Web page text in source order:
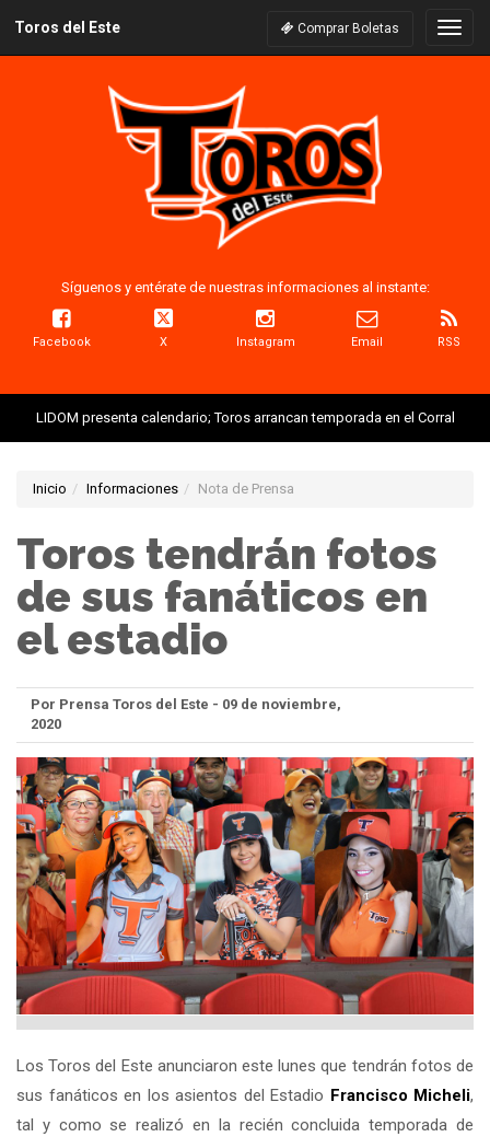
Toros del Este Comprar Boletas
Síguenos y entérate de nuestras informaciones al instante:
Facebook X Instagram Email RSS
LIDOM presenta calendario; Toros arrancan temporada en el Corral
Inicio Informaciones Nota de Prensa
Toros tendrán fotos
de sus fanáticos en
el estadio
Por Prensa Toros del Este - 09 de noviembre,
2020
Los Toros del Este anunciaron este lunes que tendrán fotos de
sus fanáticos en los asientos del Estadio Francisco Micheli,
tal y como se realizó en la recién concluida temporada de